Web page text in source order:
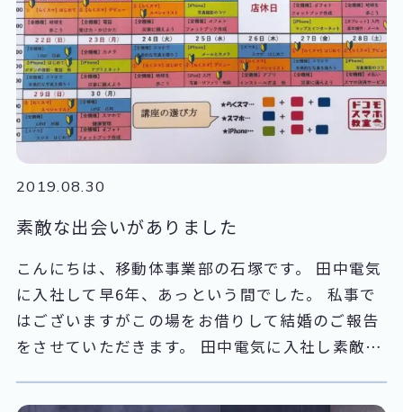
2019.08.30
素敵な出会いがありました
こんにちは、移動体事業部の石塚です。 田中電気
に入社して早6年、あっという間でした。 私事で
はございますがこの場をお借りして結婚のご報告
をさせていただきます。 田中電気に入社し素敵な